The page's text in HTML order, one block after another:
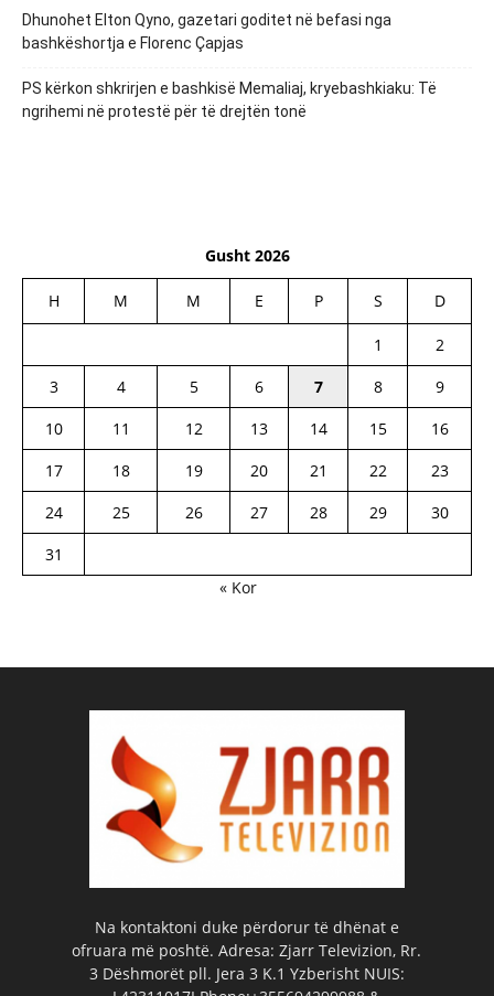
Dhunohet Elton Qyno, gazetari goditet në befasi nga
bashkëshortja e Florenc Çapjas
PS kërkon shkrirjen e bashkisë Memaliaj, kryebashkiaku: Të
ngrihemi në protestë për të drejtën tonë
Gusht 2026
H M M E P S D
1
2
3
4 5 6 7 8
9
10
11 12 13 14 15
16
17
18 19 20 21 22
23
24
25 26 27 28 29
30
31
« Kor
Na kontaktoni duke përdorur të dhënat e
ofruara më poshtë. Adresa: Zjarr Televizion, Rr.
3 Dëshmorët pll. Jera 3 K.1 Yzberisht NUIS: